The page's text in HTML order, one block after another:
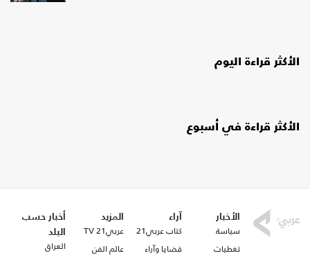
الأكثر قراءة اليوم
الأكثر قراءة في أسبوع
الأخبار
سياسة
تغطيات
آراء
كتاب عربي21
قضايا وآراء
المزيد
عربي21 TV
عالم الفن
أخبار حسب
البلد
العراق